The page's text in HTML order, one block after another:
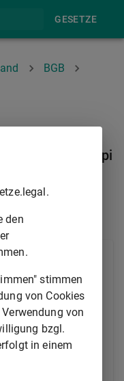
GESETZE
BGB
und Orderpapi
auf
aus einem
übertragen
als
im Grundbuch
Vorschrift des
den
stimmen
von Cookies
von
bzgl.
in einem